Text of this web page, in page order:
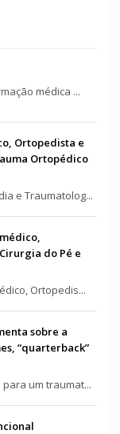
médica ...
Ortopedista e
Ortopédico
e Traumatolog...
do Pé e
Ortopedis...
sobre a
“quarterback”
um traumat...